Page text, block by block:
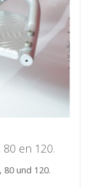
en 120.
und 120.